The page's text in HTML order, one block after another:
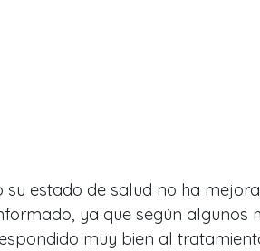
su estado de salud no ha
ya que según algunos
muy bien al